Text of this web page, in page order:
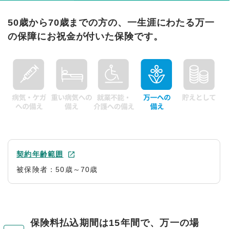
50歳から70歳までの方の、一生涯にわたる万一
の保障にお祝金が付いた保険です。
契約年齢範囲
被保険者：50歳～70歳
保険料払込期間は15年間で、万一の場